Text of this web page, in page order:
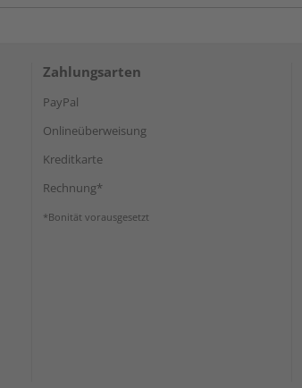
Zahlungsarten
PayPal
Onlineüberweisung
Kreditkarte
Rechnung*
*Bonität vorausgesetzt